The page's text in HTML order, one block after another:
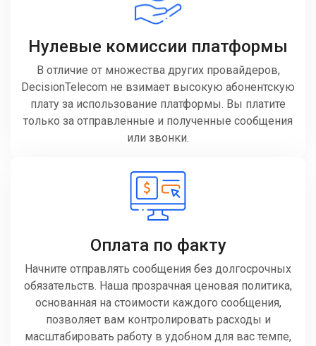
Нулевые комиссии платформы
В отличие от множества других провайдеров,
DecisionTelecom не взимает высокую абонентскую
плату за использование платформы. Вы платите
только за отправленные и полученные сообщения
или звонки.
Оплата по факту
Начните отправлять сообщения без долгосрочных
обязательств. Наша прозрачная ценовая политика,
основанная на стоимости каждого сообщения,
позволяет вам контролировать расходы и
масштабировать работу в удобном для вас темпе,